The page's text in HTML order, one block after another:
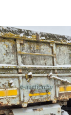
торгов
Витебская
аг. Ситцы
Серый
Б/у,
Коммунальное
"АгроСитцы"